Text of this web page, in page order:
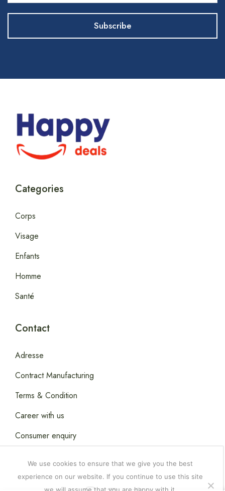
Categories
Corps
Visage
Enfants
Homme
Santé
Contact
Adresse
Contract Manufacturing
Terms & Condition
Career with us
Consumer enquiry
We use cookies to ensure that we give you the best
experience on our website. If you continue to use this site